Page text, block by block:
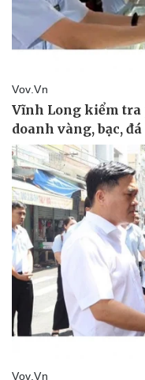
Bóng đá
Lịch thi đấu bóng đá
Thế giới thể thao
eSports
Hậu trường